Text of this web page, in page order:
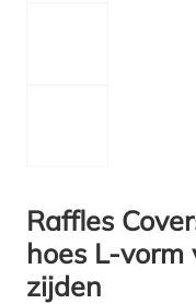
Raffles
hoes L-vorm
zijden